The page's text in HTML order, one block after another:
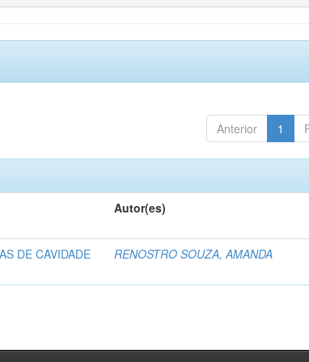
Anterior 1
Autor(es)
DE CAVIDADE
RENOSTRO SOUZA, AMANDA